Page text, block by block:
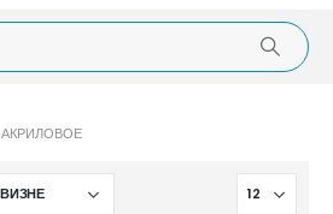
АКРИЛОВОЕ